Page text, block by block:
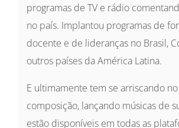
programas de TV e rádio
no país. Implantou programas de
docente e de lideranças no Brasil,
outros países da América Latina.
E ultimamente tem se arriscando
composição, lançando músicas de
estão disponíveis em todas as